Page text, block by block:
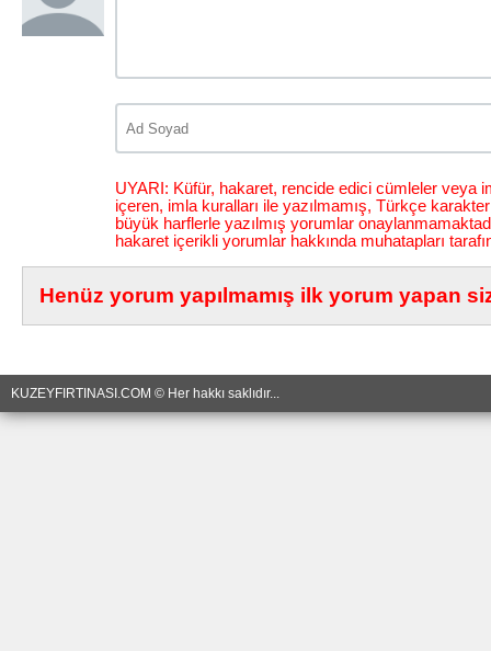
UYARI: Küfür, hakaret, rencide edici cümleler veya
içeren, imla kuralları ile yazılmamış, Türkçe
büyük harflerle yazılmış yorumlar
hakaret içerikli yorumlar hakkında muhatapları
Henüz yorum yapılmamış ilk yorum yapan
KUZEYFIRTINASI.COM © Her hakkı saklıdır...